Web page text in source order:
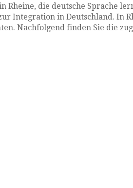
Rheine, die deutsche Sprache
Integration in Deutschland. In
Nachfolgend finden Sie die